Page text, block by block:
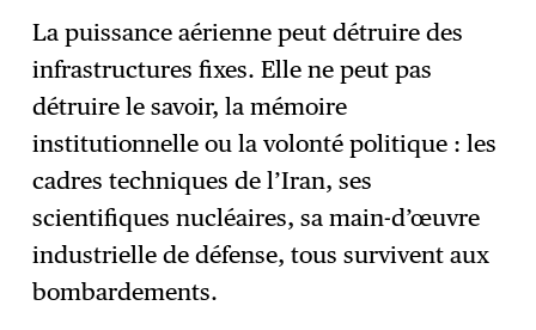
La puissance aérienne peut détruire des
infrastructures fixes. Elle ne peut pas
détruire le savoir, la mémoire
institutionnelle ou la volonté politique : les
cadres techniques de l’Iran, ses
scientifiques nucléaires, sa main-d’œuvre
industrielle de défense, tous survivent aux
bombardements.